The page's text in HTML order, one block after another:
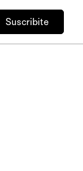
Suscribite